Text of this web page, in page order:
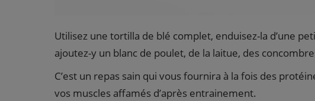
Utilisez une tortilla de blé complet, enduisez-la d’une
ajoutez-y un blanc de poulet, de la laitue, des
C’est un repas sain qui vous fournira à la fois des
vos muscles affamés d’après entrainement.